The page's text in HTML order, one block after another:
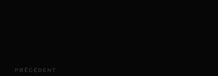
Navigation
Article
PRÉCÉDENT